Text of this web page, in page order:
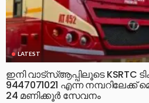
LATEST
ഇനി വാട്‌സ്ആപ്പിലൂടെ KSRTC
9447071021 എന്ന
24 മണിക്കൂർ സേവനം